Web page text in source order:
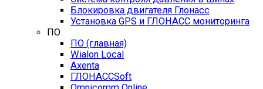
Блокировка двигателя Глонасс
Установка GPS и ГЛОНАСС мониторинга
ПО
ПО (главная)
Wialon Local
Axenta
ГЛОНАССSoft